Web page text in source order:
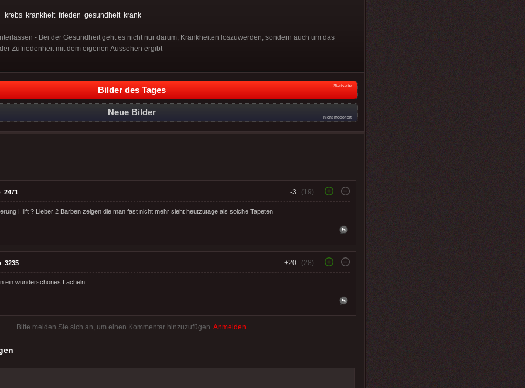
krebs krankheit frieden gesundheit krank
- Bei der Gesundheit geht es nicht nur darum, Krankheiten loszuwerden, sondern auch um das
Zufriedenheit mit dem eigenen Aussehen ergibt
Bilder des Tages Startseite
Neue Bilder
nicht moderiert
-3 (19)
Hilft ? Lieber 2 Barben zeigen die man fast nicht mehr sieht heutzutage als solche Tapeten
+20 (28)
ein wunderschönes Lächeln
Bitte melden Sie sich an, um einen Kommentar hinzuzufügen. Anmelden